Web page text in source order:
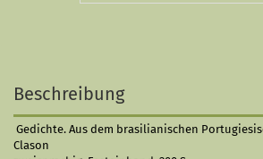
Beschreibung
Gedichte. Aus dem brasilianischen
Clason